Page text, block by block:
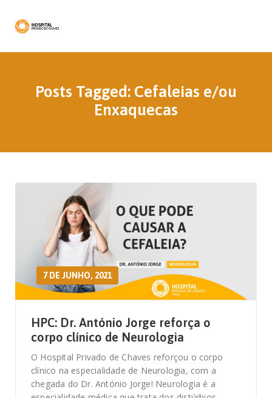
Posts Tagged: Cefaleias e/ou
Enxaquecas
7 DE JUNHO, 2021
HPC: Dr. António Jorge reforça o
corpo clínico de Neurologia
O Hospital Privado de Chaves reforçou o corpo
clínico na especialidade de Neurologia, com a
chegada do Dr. António Jorge! Neurologia é a